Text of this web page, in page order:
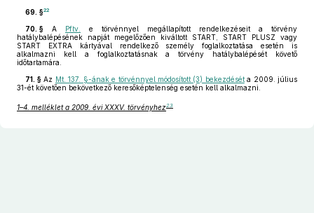
69. §22
70. § A Pftv.
e törvénnyel megállapított rendelkezéseit a törvény
hatálybalépésének napját megelőzően kiváltott START, START PLUSZ vagy
START EXTRA kártyával rendelkező személy foglalkoztatása esetén is
alkalmazni kell a foglalkoztatásnak a törvény hatálybalépését követő
időtartamára.
71. § Az Mt. 137. §-ának e törvénnyel módosított (3) bekezdéséta 2009. július
31-ét követően bekövetkező keresőképtelenség esetén kell alkalmazni.
1–4. melléklet a 2009. évi XXXV. törvényhez23